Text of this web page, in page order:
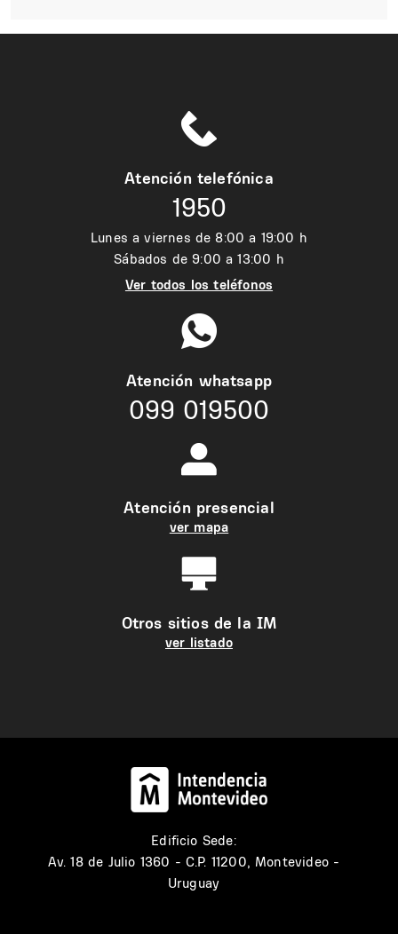
Atención telefónica
1950
Lunes a viernes de 8:00 a 19:00 h
Sábados de 9:00 a 13:00 h
Ver todos los teléfonos
Atención whatsapp
099 019500
Atención presencial
ver mapa
Otros sitios de la IM
ver listado
Edificio Sede:
Av. 18 de Julio 1360 - C.P. 11200, Montevideo -
Uruguay